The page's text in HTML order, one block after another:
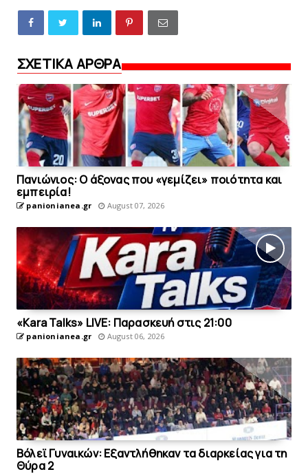
ΣΧΕΤΙΚΑ ΑΡΘΡΑ
Πανιώνιος: O άξονας που «γεμίζει» ποιότητα και
εμπειρία!
panionianea.gr August 07, 2026
«Kara Talks» LIVE: Παρασκευή στις 21:00
panionianea.gr August 06, 2026
Bόλεϊ Γυναικών: Εξαντλήθηκαν τα διαρκείας για τη
Θύρα 2